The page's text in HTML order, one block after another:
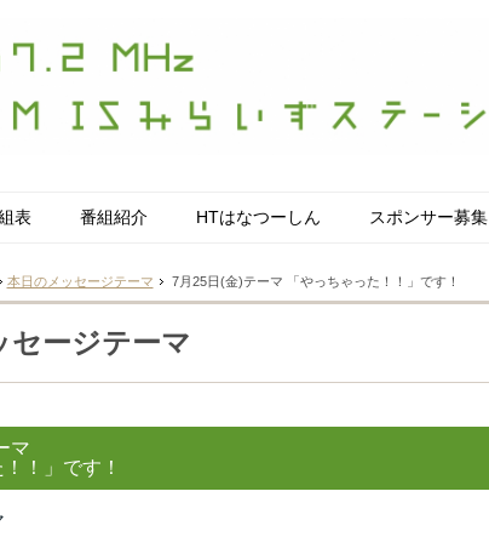
表 番組紹介 HTはなつーしん スポンサー募集
本日のメッセージテーマ 7月25日(金)テーマ 「やっちゃった！！」です！
セージテーマ
マ
！」です！